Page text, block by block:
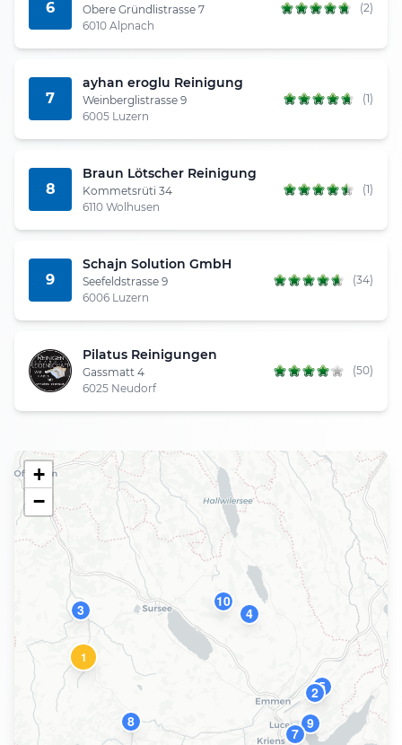
6
Obere Gründlistrasse 7
6010 Alpnach
(2)
7
ayhan eroglu Reinigung
Weinberglistrasse 9
6005 Luzern
(1)
8
Braun Lötscher Reinigung
Kommetsrüti 34
6110 Wolhusen
(1)
9
Schajn Solution GmbH
Seefeldstrasse 9
6006 Luzern
(34)
Pilatus Reinigungen
Gassmatt 4
6025 Neudorf
(50)
1
2
3 4
5
7
8 9
10
+
−